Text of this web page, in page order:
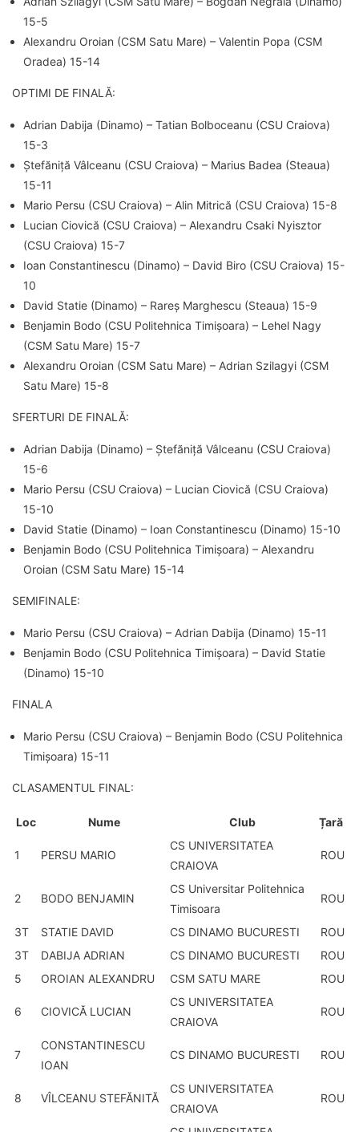
15-5
Alexandru Oroian (CSM Satu Mare) – Valentin Popa (CSM
Oradea) 15-14
OPTIMI DE FINALĂ:
Adrian Dabija (Dinamo) – Tatian Bolboceanu (CSU Craiova)
15-3
Ștefăniță Vâlceanu (CSU Craiova) – Marius Badea (Steaua)
15-11
Mario Persu (CSU Craiova) – Alin Mitrică (CSU Craiova) 15-8
Lucian Ciovică (CSU Craiova) – Alexandru Csaki Nyisztor
(CSU Craiova) 15-7
Ioan Constantinescu (Dinamo) – David Biro (CSU Craiova) 15-
10
David Statie (Dinamo) – Rareș Marghescu (Steaua) 15-9
Benjamin Bodo (CSU Politehnica Timișoara) – Lehel Nagy
(CSM Satu Mare) 15-7
Alexandru Oroian (CSM Satu Mare) – Adrian Szilagyi (CSM
Satu Mare) 15-8
SFERTURI DE FINALĂ:
Adrian Dabija (Dinamo) – Ștefăniță Vâlceanu (CSU Craiova)
15-6
Mario Persu (CSU Craiova) – Lucian Ciovică (CSU Craiova)
15-10
David Statie (Dinamo) – Ioan Constantinescu (Dinamo) 15-10
Benjamin Bodo (CSU Politehnica Timișoara) – Alexandru
Oroian (CSM Satu Mare) 15-14
SEMIFINALE:
Mario Persu (CSU Craiova) – Adrian Dabija (Dinamo) 15-11
Benjamin Bodo (CSU Politehnica Timișoara) – David Statie
(Dinamo) 15-10
FINALA
Mario Persu (CSU Craiova) – Benjamin Bodo (CSU Politehnica
Timișoara) 15-11
CLASAMENTUL FINAL:
Loc Nume Club Țară
1 PERSU MARIO
CS UNIVERSITATEA
CRAIOVA
ROU
2 BODO BENJAMIN
CS Universitar Politehnica
Timisoara
ROU
3T STATIE DAVID CS DINAMO BUCURESTI
ROU
3T
DABIJA ADRIAN CS DINAMO BUCURESTI
ROU
5
OROIAN ALEXANDRU CSM SATU MARE ROU
6 CIOVICĂ LUCIAN
CS UNIVERSITATEA
CRAIOVA
ROU
7
CONSTANTINESCU
IOAN
CS DINAMO BUCURESTI ROU
8 VÎLCEANU STEFĂNITĂ
CS UNIVERSITATEA
CRAIOVA
ROU